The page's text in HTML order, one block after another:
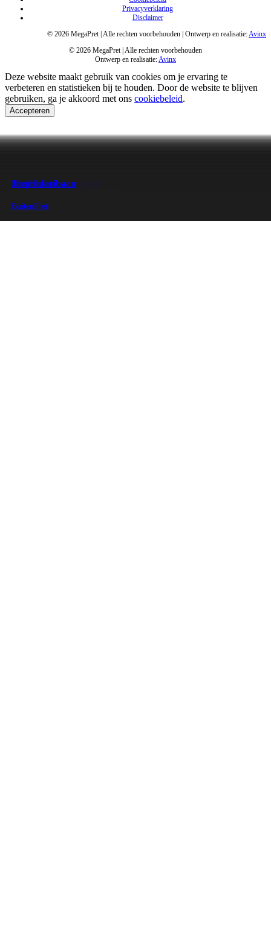
Monorail
BuitenPret
Verkeerspark
BuitenPret
Springkussen met glijbaan
BinnenPret
Schommels
BuitenPret
Midgetgolf
GolfPret
Klauternetten
BinnenPret
Ballenbakken
BinnenPret
Kinderdisco
BinnenPret
Beweegbare spuitkanonnen
WaterPret
Dubbeldraaier
BuitenPret
Waterglijbaan
WaterPret
Hangmat­schommels
BuitenPret
Glijbanen
BuitenPret
Klimtoren
BuitenPret
Zweefmolen
BuitenPret
Dans- en beweegboog
BuitenPret
Shuttlebaan
BuitenPret
Skelterbaan
BuitenPret
Rodelbaan
BinnenPret
Jeep safaribaan
BuitenPret
Privacyverklaring
Disclaimer
© 2026 MegaPret | Alle rechten voorbehouden | Ontwerp en realisatie: Avinx
© 2026 MegaPret | Alle rechten voorbehouden
Ontwerp en realisatie:Avinx
Deze website maakt gebruik van cookies om je ervaring te
verbeteren en statistieken bij te houden. Door de website te blijven
gebruiken, ga je akkoord met ons cookiebeleid.
Accepteren